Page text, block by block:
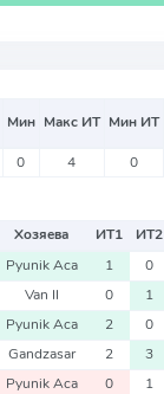
Мин Макс ИТ Мин ИТ
0 4 0
Хозяева ИТ1 ИТ2
Pyunik Aca 1 0
Van II 0 1
Pyunik Aca 2 0
Gandzasar 2 3
Pyunik Aca 0 1